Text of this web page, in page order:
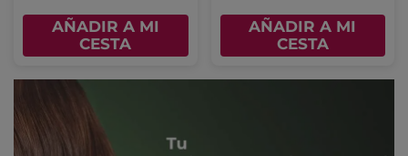
AÑADIR A MI
CESTA
AÑADIR A MI
CESTA